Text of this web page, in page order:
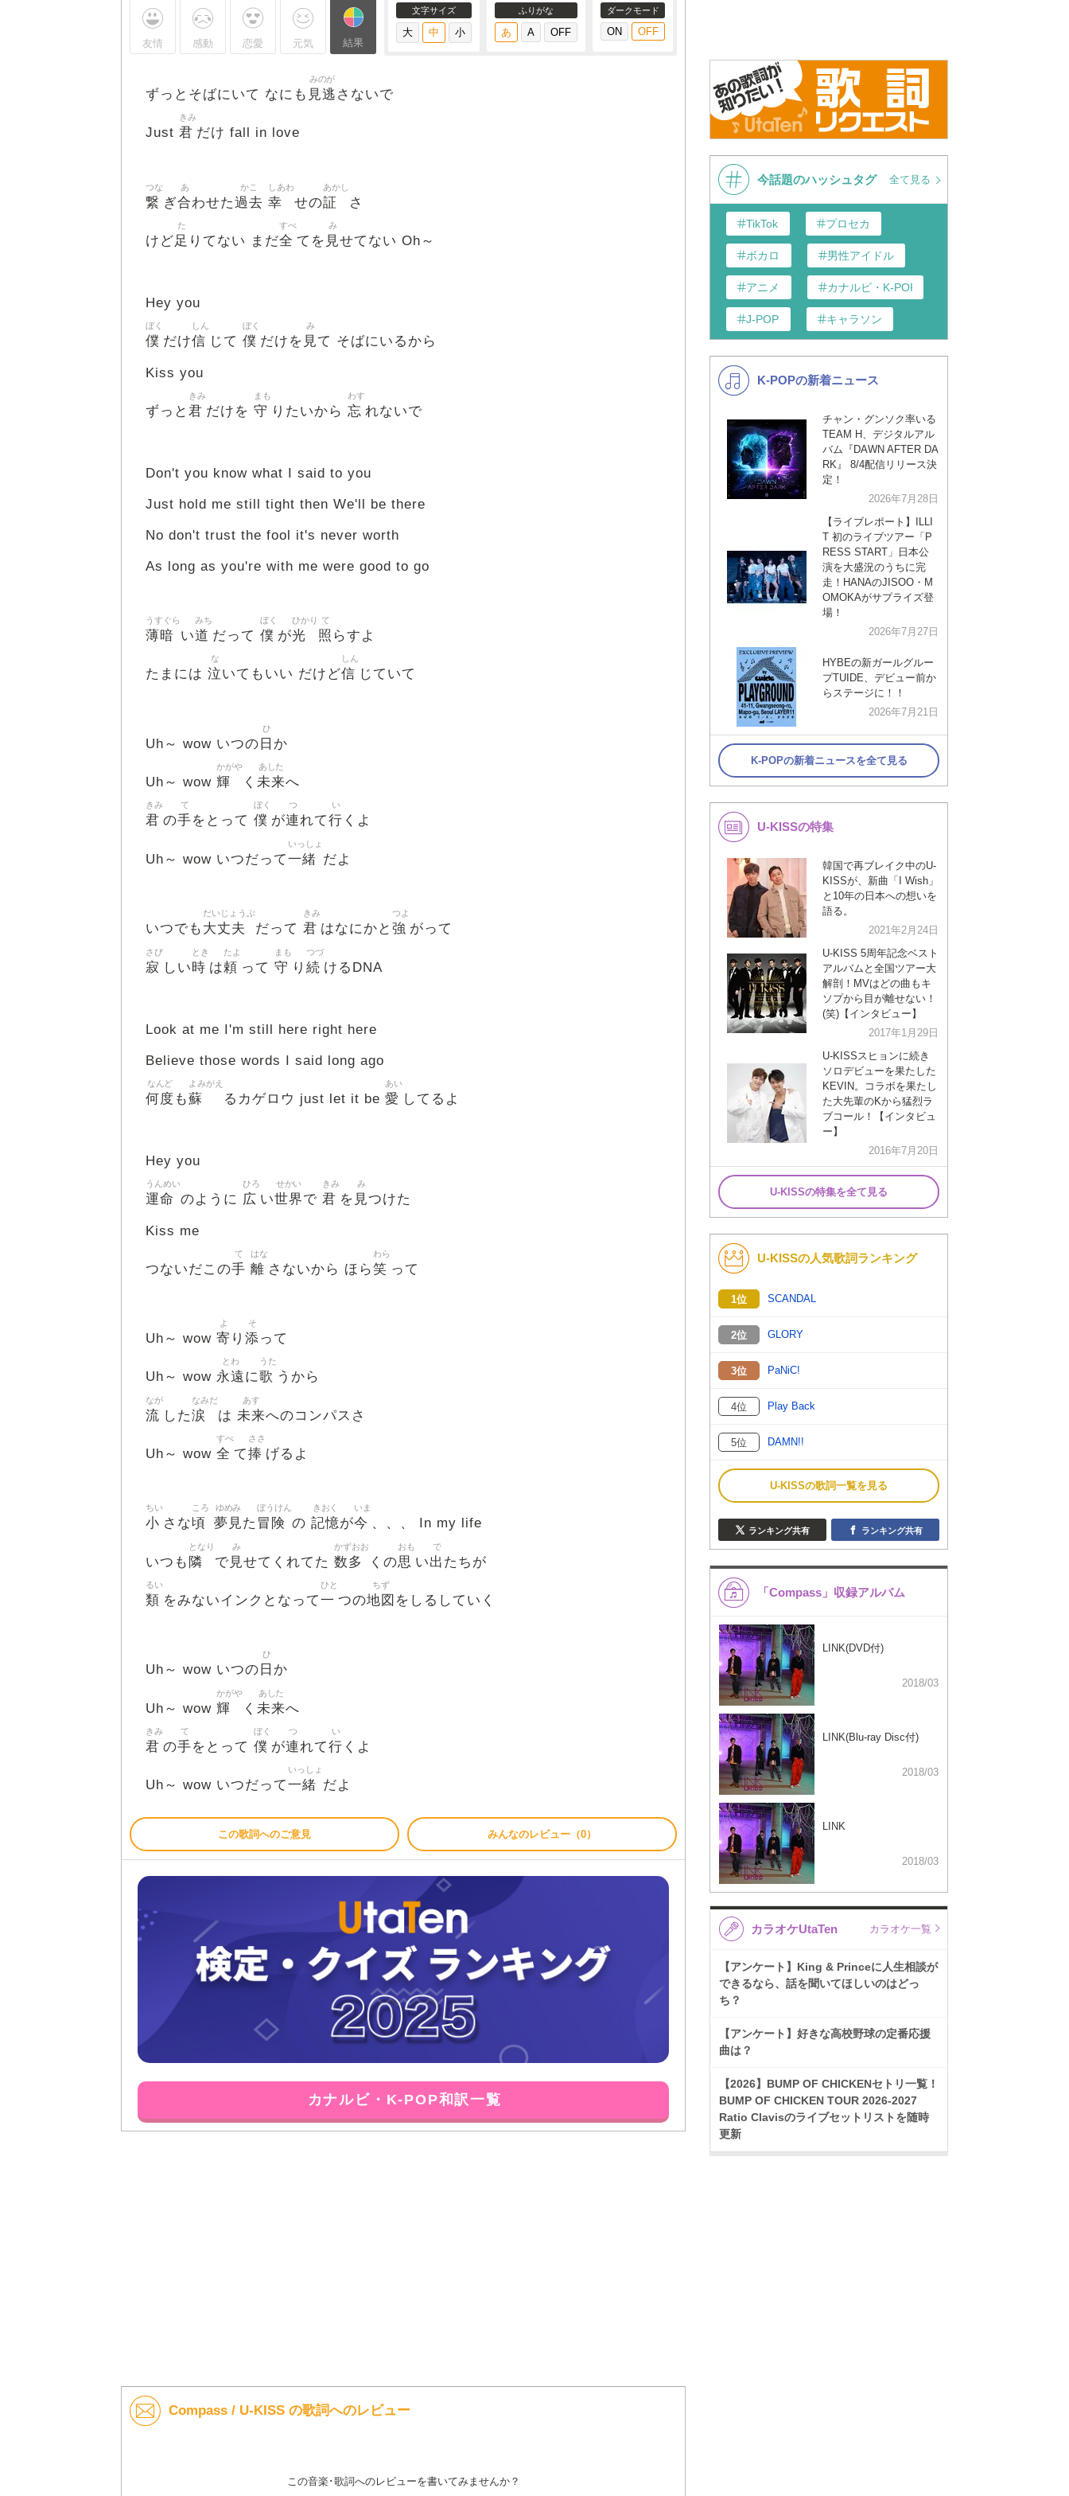
友情 感動 恋愛 元気 結果
文字サイズ ふりがな ダークモード
ずっとそばにいて なにも 見逃
みのが
さないで
Just 君
きみ
だけ fall in love
繋
つな
ぎ合
あ
わせた過去
かこ
幸
しあわ
せの証
あかし
さ
けど足
た
りてない まだ全
すべ
てを 見
み
せてない Oh～
Hey you
僕
ぼく
だけ信
しん
じて 僕
ぼく
だけを 見
み
て そばにいるから
Kiss you
ずっと 君
きみ
だけを 守
まも
りたいから 忘
わす
れないで
Don't you know what I said to you
Just hold me still tight then We'll be there
No don't trust the fool it's never worth
As long as you're with me were good to go
薄暗
うすぐら
い道
みち
だって 僕
ぼく
が光
ひかり
照
て
らすよ
たまには 泣
な
いてもいい だけど信
しん
じていて
Uh～ wow いつの 日
ひ
か
Uh～ wow 輝
かがや
く 未来
あした
へ
君
きみ
の手
て
をとって 僕
ぼく
が連
つ
れて行
い
くよ
Uh～ wow いつだって一緒
いっしょ
だよ
いつでも 大丈夫
だいじょうぶ
だって 君
きみ
はなにかと 強
つよ
がって
寂
さび
しい時
とき
は頼
たよ
って 守
まも
り 続
つづ
けるDNA
Look at me I'm still here right here
Believe those words I said long ago
何度
なんど
も蘇
よみがえ
るカゲロウ just let it be 愛
あい
してるよ
Hey you
運命
うんめい
のように 広
ひろ
い世界
せかい
で 君
きみ
を 見
み
つけた
Kiss me
つないだこの手
て
離
はな
さないから ほら笑
わら
って
Uh～ wow 寄
よ
り 添
そ
って
Uh～ wow 永遠
とわ
に歌
うた
うから
流
なが
した涙
なみだ
は 未来
あす
へのコンパスさ
Uh～ wow 全
すべ
て捧
ささ
げるよ
小
ちい
さな頃
ころ
夢見
ゆめみ
た 冒険
ぼうけん
の 記憶
きおく
が今
いま
、、、 In my life
いつも 隣
となり
で 見
み
せてくれてた 数多
かずおお
くの思
おも
い出
で
たちが
類
るい
をみないインクとなって一
ひと
つの地図
ちず
をしるしていく
Uh～ wow いつの 日
ひ
か
Uh～ wow 輝
かがや
く 未来
あした
へ
君
きみ
の手
て
をとって 僕
ぼく
が連
つ
れて行
い
くよ
Uh～ wow いつだって一緒
いっしょ
だよ
この歌詞へのご意見 みんなのレビュー（0）
カナルビ・K-POP和訳一覧
Compass / U-KISS の歌詞へのレビュー
この音楽･歌詞へのレビューを書いてみませんか？
今話題のハッシュタグ 全て見る
TikTok プロセカ
ボカロ 男性アイドル
アニメ カナルビ・K-POP和訳
J-POP キャラソン
K-POP バンド
洋楽
VTuber ディズニー
K-POPの新着ニュース
チャン・グンソク率いる
TEAM H、デジタルアル
バム『DAWN AFTER DA
RK』 8/4配信リリース決
定！
2026年7月28日
【ライブレポート】ILLI
T 初のライブツアー「P
RESS START」日本公
演を大盛況のうちに完
走！HANAのJISOO・M
OMOKAがサプライズ登
場！
2026年7月27日
HYBEの新ガールグルー
プTUIDE、デビュー前か
らステージに！！
2026年7月21日
K-POPの新着ニュースを全て見る
U-KISSの特集
韓国で再ブレイク中のU-
KISSが、新曲「I Wish」
と10年の日本への想いを
語る。
2021年2月24日
U-KISS 5周年記念ベスト
アルバムと全国ツアー大
解剖！MVはどの曲もキ
ソプから目が離せない！
(笑)【インタビュー】
2017年1月29日
U-KISSスヒョンに続き
ソロデビューを果たした
KEVIN。コラボを果たし
た大先輩のKから猛烈ラ
ブコール！【インタビュ
ー】
2016年7月20日
U-KISSの特集を全て見る
U-KISSの人気歌詞ランキング
1位 SCANDAL
2位 GLORY
3位 PaNiC!
4位 Play Back
5位 DAMN!!
U-KISSの歌詞一覧を見る
ランキング共有 ランキング共有
「Compass」収録アルバム
LINK(DVD付)
2018/03
LINK(Blu-ray Disc付)
2018/03
LINK
2018/03
カラオケUtaTen カラオケ一覧
【アンケート】King & Princeに人生相談が
できるなら、話を聞いてほしいのはどっ
ち？
【アンケート】好きな高校野球の定番応援
曲は？
【2026】BUMP OF CHICKENセトリ一覧！
BUMP OF CHICKEN TOUR 2026-2027
Ratio Clavisのライブセットリストを随時
更新